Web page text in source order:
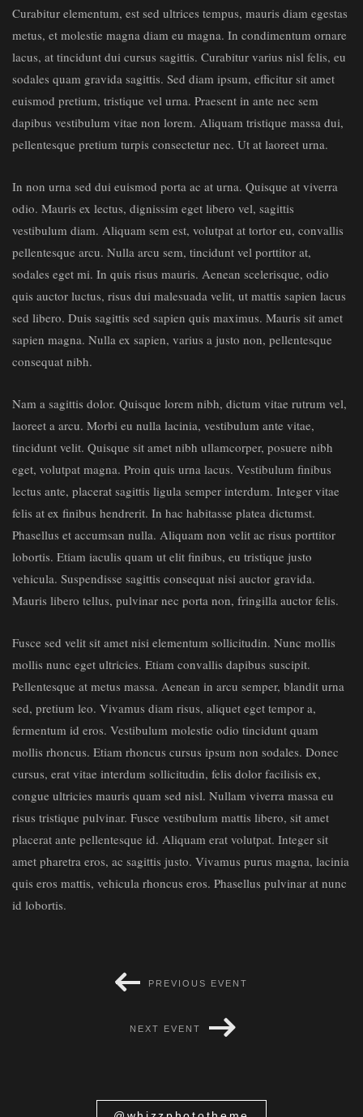
Curabitur elementum, est sed ultrices tempus, mauris diam egestas
metus, et molestie magna diam eu magna. In condimentum ornare
lacus, at tincidunt dui cursus sagittis. Curabitur varius nisl felis, eu
sodales quam gravida sagittis. Sed diam ipsum, efficitur sit amet
euismod pretium, tristique vel urna. Praesent in ante nec sem
dapibus vestibulum vitae non lorem. Aliquam tristique massa dui,
pellentesque pretium turpis consectetur nec. Ut at laoreet urna.
In non urna sed dui euismod porta ac at urna. Quisque at viverra
odio. Mauris ex lectus, dignissim eget libero vel, sagittis
vestibulum diam. Aliquam sem est, volutpat at tortor eu, convallis
pellentesque arcu. Nulla arcu sem, tincidunt vel porttitor at,
sodales eget mi. In quis risus mauris. Aenean scelerisque, odio
quis auctor luctus, risus dui malesuada velit, ut mattis sapien lacus
sed libero. Duis sagittis sed sapien quis maximus. Mauris sit amet
sapien magna. Nulla ex sapien, varius a justo non, pellentesque
consequat nibh.
Nam a sagittis dolor. Quisque lorem nibh, dictum vitae rutrum vel,
laoreet a arcu. Morbi eu nulla lacinia, vestibulum ante vitae,
tincidunt velit. Quisque sit amet nibh ullamcorper, posuere nibh
eget, volutpat magna. Proin quis urna lacus. Vestibulum finibus
lectus ante, placerat sagittis ligula semper interdum. Integer vitae
felis at ex finibus hendrerit. In hac habitasse platea dictumst.
Phasellus et accumsan nulla. Aliquam non velit ac risus porttitor
lobortis. Etiam iaculis quam ut elit finibus, eu tristique justo
vehicula. Suspendisse sagittis consequat nisi auctor gravida.
Mauris libero tellus, pulvinar nec porta non, fringilla auctor felis.
Fusce sed velit sit amet nisi elementum sollicitudin. Nunc mollis
mollis nunc eget ultricies. Etiam convallis dapibus suscipit.
Pellentesque at metus massa. Aenean in arcu semper, blandit urna
sed, pretium leo. Vivamus diam risus, aliquet eget tempor a,
fermentum id eros. Vestibulum molestie odio tincidunt quam
mollis rhoncus. Etiam rhoncus cursus ipsum non sodales. Donec
cursus, erat vitae interdum sollicitudin, felis dolor facilisis ex,
congue ultricies mauris quam sed nisl. Nullam viverra massa eu
risus tristique pulvinar. Fusce vestibulum mattis libero, sit amet
placerat ante pellentesque id. Aliquam erat volutpat. Integer sit
amet pharetra eros, ac sagittis justo. Vivamus purus magna, lacinia
quis eros mattis, vehicula rhoncus eros. Phasellus pulvinar at nunc
id lobortis.
PREVIOUS EVENT
NEXT EVENT